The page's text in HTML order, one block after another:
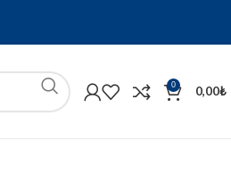
0 0,00₺